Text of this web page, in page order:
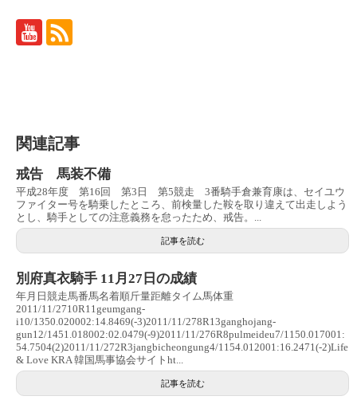
関連記事
戒告 馬装不備
平成28年度 第16回 第3日 第5競走 3番騎手倉兼育康は、セイユウ
ファイター号を騎乗したところ、前検量した鞍を取り違えて出走しよう
とし、騎手としての注意義務を怠ったため、戒告。...
記事を読む
別府真衣騎手 11月27日の成績
年月日競走馬番馬名着順斤量距離タイム馬体重
2011/11/2710R11geumgang-
i10/1350.020002:14.8469(-3)2011/11/278R13ganghojang-
gun12/1451.018002:02.0479(-9)2011/11/276R8pulmeideu7/1150.017001:
54.7504(2)2011/11/272R3jangbicheongung4/1154.012001:16.2471(-2)Life
& Love KRA 韓国馬事協会サイトht...
記事を読む